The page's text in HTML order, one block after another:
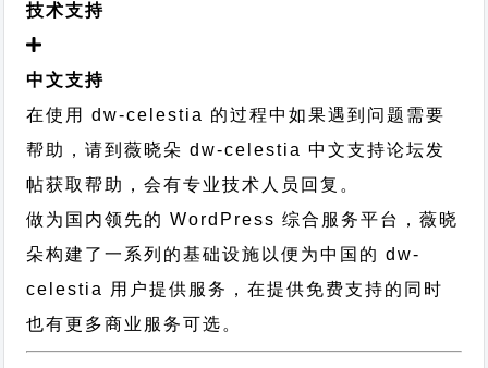
技术支持
中文支持
在使用 dw-celestia 的过程中如果遇到问题需要
帮助，请到薇晓朵 dw-celestia 中文支持论坛发
帖获取帮助，会有专业技术人员回复。
做为国内领先的 WordPress 综合服务平台，薇晓
朵构建了一系列的基础设施以便为中国的 dw-
celestia 用户提供服务，在提供免费支持的同时
也有更多商业服务可选。